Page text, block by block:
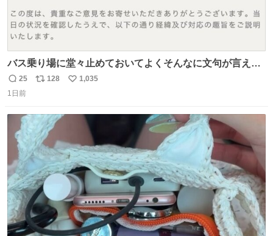
バス乗り場に堂々止めておいてよくそんなに文句が言える
ね 運転士は日本人やったのなら韓国人は関係ないし、なん
なら68歳も関係ない…
返
信
25
リ
ト
数
128
い
1,035
1日前